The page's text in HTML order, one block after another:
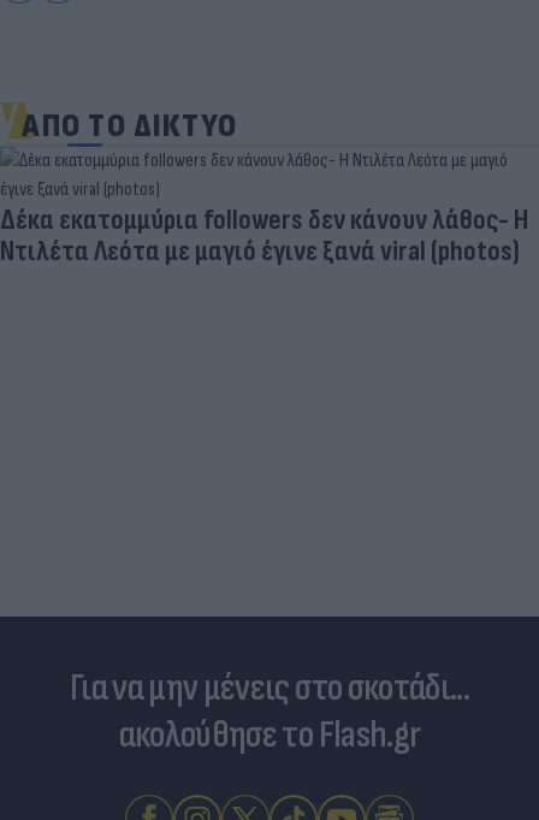
ΑΠΟ ΤΟ ΔΙΚΤΥΟ
Δέκα εκατομμύρια followers δεν κάνουν λάθος- Η
Ντιλέτα Λεότα με μαγιό έγινε ξανά viral (photos)
Για να μην μένεις στο σκοτάδι...
ακολούθησε το Flash.gr